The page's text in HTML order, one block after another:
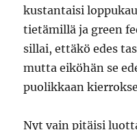
kustantaisi
tietämillä ja green
sillai, ettäkö edes
mutta eiköhän se
puolikkaan
Nyt vain pitäisi